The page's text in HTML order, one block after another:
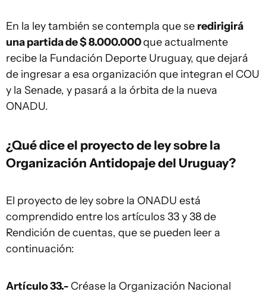
En la ley también se contempla que se redirigirá
una partida de $ 8.000.000que actualmente
recibe la Fundación Deporte Uruguay, que dejará
de ingresar a esa organización que integran el COU
y la Senade, y pasará a la órbita de la nueva
ONADU.
¿Qué dice el proyecto de ley sobre la
Organización Antidopaje del Uruguay?
El proyecto de ley sobre la ONADU está
comprendido entre los artículos 33 y 38 de
Rendición de cuentas, que se pueden leer a
continuación:
Artículo 33.- Créase la Organización Nacional